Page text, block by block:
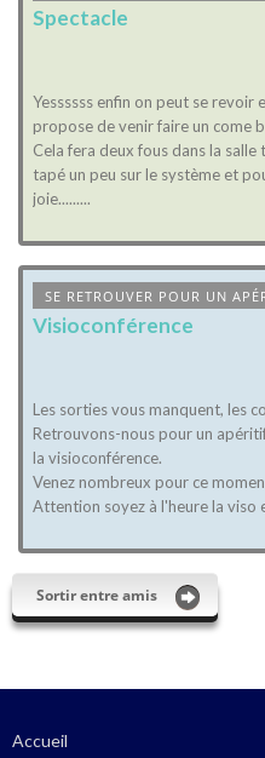
Spectacle
Yessssss enfin on peut se
propose de venir faire un come
Cela fera deux fous dans la
tapé un peu sur le système et
joie.........
Alors si vous aimez sortir cet
...
SE RETROUVER POUR UN
Visioconférence
Les sorties vous manquent, les
Retrouvons-nous pour un
la visioconférence.
Venez nombreux pour ce
Attention soyez à l'heure la viso
Sortir entre amis
Accueil